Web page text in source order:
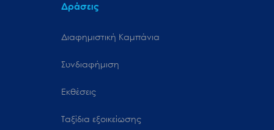
Δράσεις
Διαφημιστική Καμπάνια
Συνδιαφήμιση
Εκθέσεις
Ταξίδια εξοικείωσης